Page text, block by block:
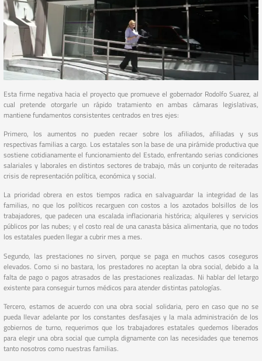
Esta firme negativa hacia el proyecto que promueve el gobernador Rodolfo Suarez, al
cual pretende otorgarle un rápido tratamiento en ambas cámaras legislativas,
mantiene fundamentos consistentes centrados en tres ejes:
Primero, los aumentos no pueden recaer sobre los afiliados, afiliadas y sus
respectivas familias a cargo. Los estatales son la base de una pirámide productiva que
sostiene cotidianamente el funcionamiento del Estado, enfrentando serias condiciones
salariales y laborales en distintos sectores de trabajo, más un conjunto de reiteradas
crisis de representación política, económica y social.
La prioridad obrera en estos tiempos radica en salvaguardar la integridad de las
familias, no que los políticos recarguen con costos a los azotados bolsillos de los
trabajadores, que padecen una escalada inflacionaria histórica; alquileres y servicios
públicos por las nubes; y el costo real de una canasta básica alimentaria, que no todos
los estatales pueden llegar a cubrir mes a mes.
Segundo, las prestaciones no sirven, porque se paga en muchos casos coseguros
elevados. Como si no bastara, los prestadores no aceptan la obra social, debido a la
falta de pago o pagos atrasados de las prestaciones realizadas. Ni hablar del letargo
existente para conseguir turnos médicos para atender distintas patologías.
Tercero, estamos de acuerdo con una obra social solidaria, pero en caso que no se
pueda llevar adelante por los constantes desfasajes y la mala administración de los
gobiernos de turno, requerimos que los trabajadores estatales quedemos liberados
para elegir una obra social que cumpla dignamente con las necesidades que tenemos
tanto nosotros como nuestras familias.